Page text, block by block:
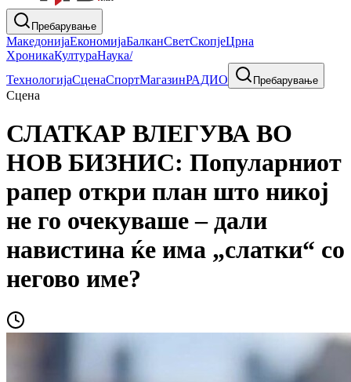
Пребарување
МакедонијаЕкономијаБалканСветСкопјеЦрна
ХроникаКултураНаука/
ТехнологијаСценаСпортМагазинРАДИО Пребарување
Сцена
СЛАТКАР ВЛЕГУВА ВО
НОВ БИЗНИС: Популарниот
рапер откри план што никој
не го очекуваше – дали
навистина ќе има „слатки“ со
негово име?